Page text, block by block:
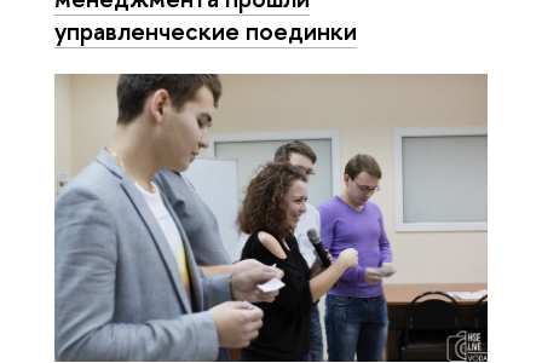
управленческие поединки